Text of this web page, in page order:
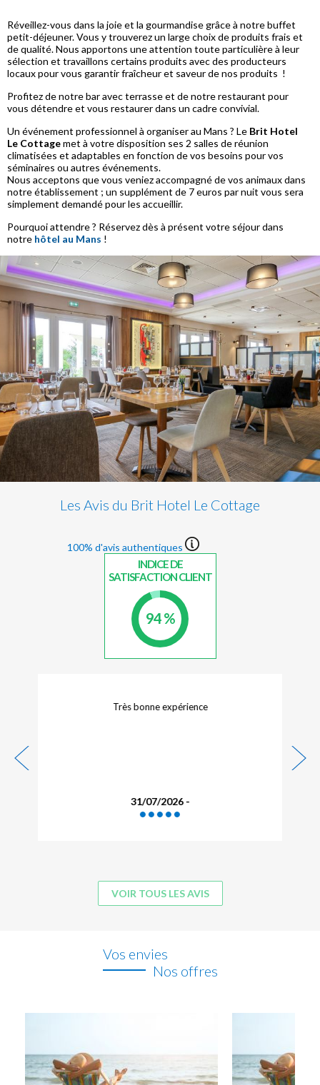
Réveillez-vous dans la joie et la gourmandise grâce à notre buffet
petit-déjeuner. Vous y trouverez un large choix de produits frais et
de qualité. Nous apportons une attention toute particulière à leur
sélection et travaillons certains produits avec des producteurs
locaux pour vous garantir fraîcheur et saveur de nos produits !
Profitez de notre bar avec terrasse et de notre restaurant pour
vous détendre et vous restaurer dans un cadre convivial.
Un événement professionnel à organiser au Mans ? Le Brit Hotel
Le Cottagemet à votre disposition ses 2 salles de réunion
climatisées et adaptables en fonction de vos besoins pour vos
séminaires ou autres événements.
Nous acceptons que vous veniez accompagné de vos animaux dans
notre établissement ; un supplément de 7 euros par nuit vous sera
simplement demandé pour les accueillir.
Pourquoi attendre ? Réservez dès à présent votre séjour dans
notre hôtel au Mans !
Les Avis du Brit Hotel Le Cottage
100% d'avis authentiques
INDICE DE
SATISFACTION CLIENT
94 %
Très bonne expérience
31/07/2026 -
VOIR TOUS LES AVIS
Vos envies
Nos offres